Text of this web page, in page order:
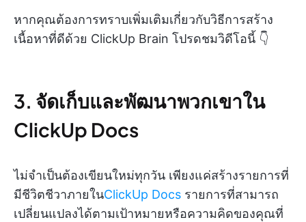
หากคุณต้องการทราบเพิ่มเติมเกี่ยวกับวิธีการสร้าง
เนื้อหาที่ดีด้วย ClickUp Brain โปรดชมวิดีโอนี้ 👇
3. จัดเก็บและพัฒนาพวกเขาใน
ClickUp Docs
ไม่จำเป็นต้องเขียนใหม่ทุกวัน เพียงแค่สร้างรายการที่
มีชีวิตชีวาภายในClickUp Docs รายการที่สามารถ
เปลี่ยนแปลงได้ตามเป้าหมายหรือความคิดของคุณที่